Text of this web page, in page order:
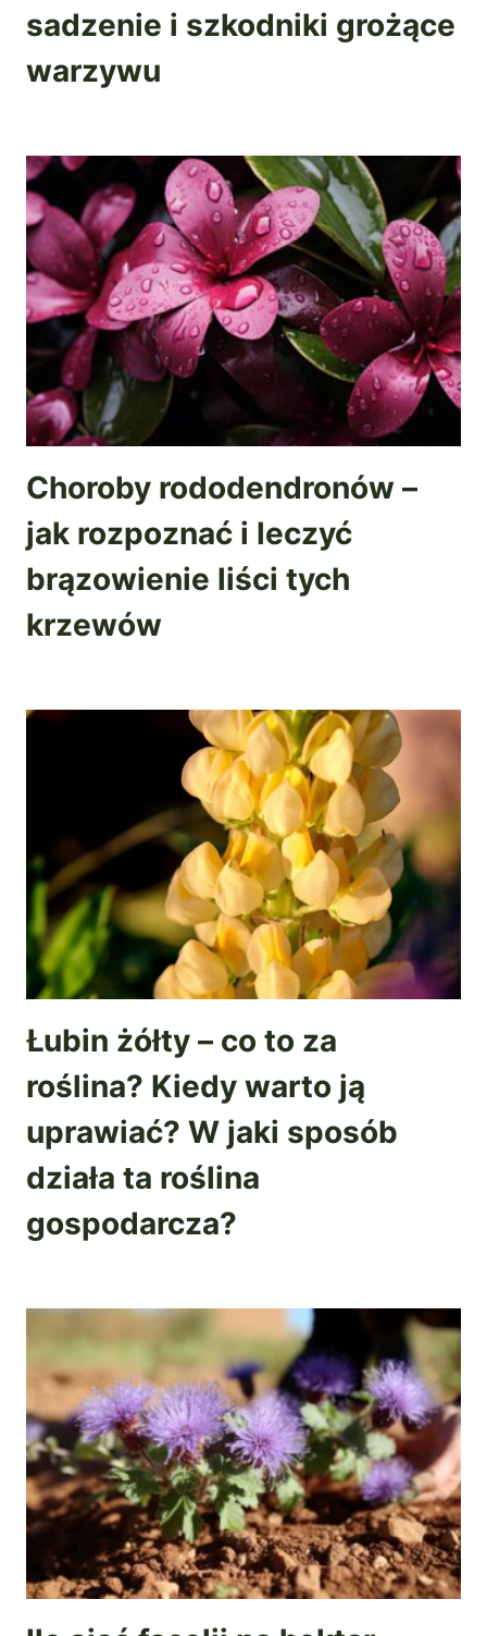
sadzenie i szkodniki grożące
warzywu
Choroby rododendronów –
jak rozpoznać i leczyć
brązowienie liści tych
krzewów
Łubin żółty – co to za
roślina? Kiedy warto ją
uprawiać? W jaki sposób
działa ta roślina
gospodarcza?